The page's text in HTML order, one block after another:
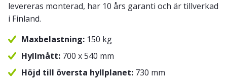
levereras monterad, har 10 års garanti och är tillverkad
i Finland.
Maxbelastning:150 kg
Hyllmått:700 x 540 mm
Höjd till översta hyllplanet:730 mm